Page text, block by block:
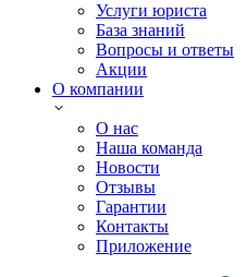
Услуги юриста
База знаний
Вопросы и ответы
Акции
О компании
О нас
Наша команда
Новости
Отзывы
Гарантии
Контакты
Приложение